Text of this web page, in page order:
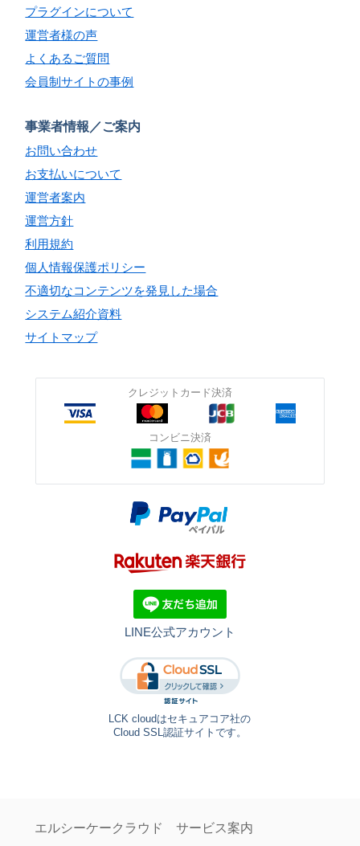
プラグインについて
運営者様の声
よくあるご質問
会員制サイトの事例
事業者情報／ご案内
お問い合わせ
お支払いについて
運営者案内
運営方針
利用規約
個人情報保護ポリシー
不適切なコンテンツを発見した場合
システム紹介資料
サイトマップ
クレジットカード決済
コンビニ決済
LINE公式アカウント
LCK cloudはセキュアコア社の
Cloud SSL認証サイトです。
エルシーケークラウド サービス案内